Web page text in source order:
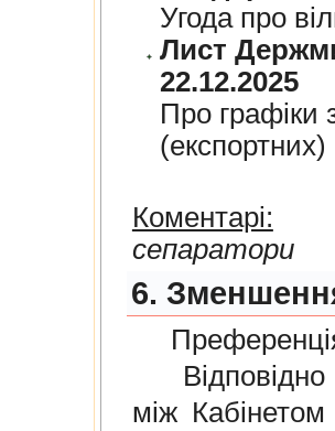
Угода про
Лист
22.12.2025
Про графiки
Коментарі:
сепаратори
6.
Відповідно
мiж Кабінетом